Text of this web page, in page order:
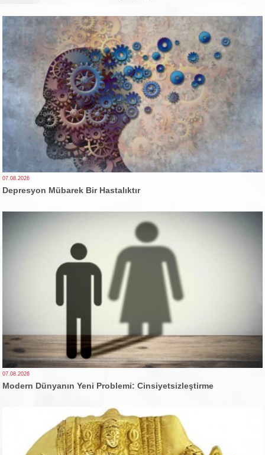
07.08.2026
Depresyon Mübarek Bir Hastalıktır
07.08.2026
Modern Dünyanın Yeni Problemi: Cinsiyetsizleştirme